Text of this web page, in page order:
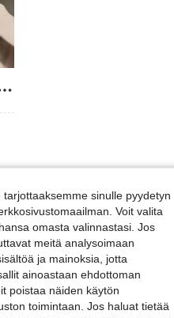
sinulle pyydetyn
Voit valita
omasta valinnastasi. Jos
meitä analysoimaan
ja mainoksia, jotta
ainoastaan ehdottoman
poistaa näiden käytön
toimintaan. Jos haluat tietää